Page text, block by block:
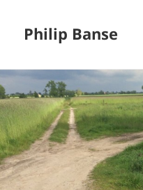
Philip Banse